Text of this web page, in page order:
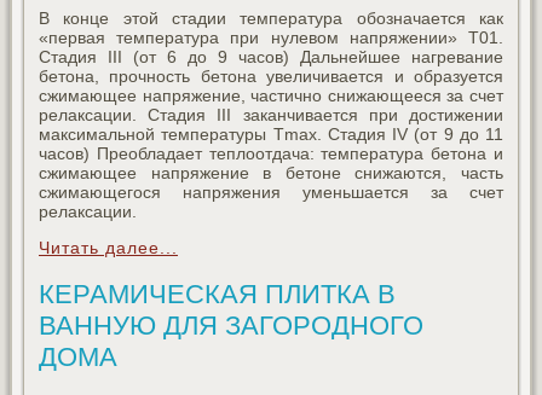
В конце этой стадии температура обозначается как
«первая температура при нулевом напряжении» T01.
Стадия III (от 6 до 9 часов) Дальнейшее нагревание
бетона, прочность бетона увеличивается и образуется
сжимающее напряжение, частично снижающееся за счет
релаксации. Стадия III заканчивается при достижении
максимальной температуры Tmax. Стадия IV (от 9 до 11
часов) Преобладает теплоотдача: температура бетона и
сжимающее напряжение в бетоне снижаются, часть
сжимающегося напряжения уменьшается за счет
релаксации.
Читать далее...
КЕРАМИЧЕСКАЯ ПЛИТКА В
ВАННУЮ ДЛЯ ЗАГОРОДНОГО
ДОМА